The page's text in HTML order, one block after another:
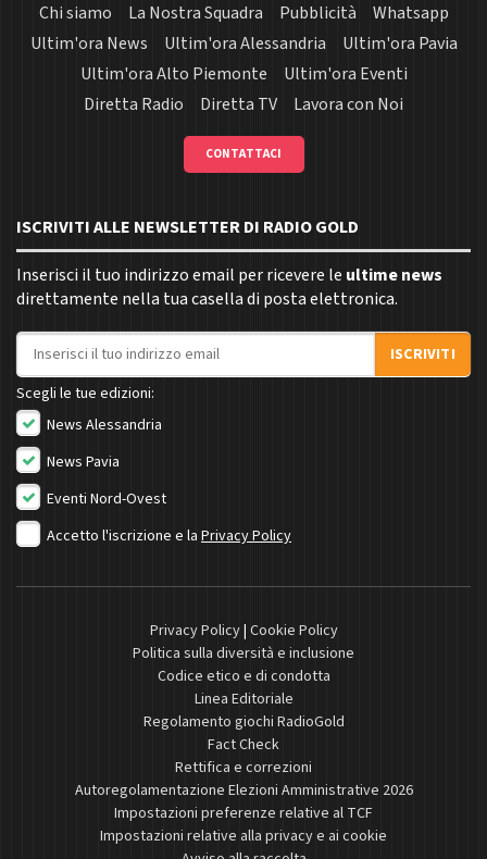
Chi siamo La Nostra Squadra Pubblicità
Whatsapp
Ultim'ora News
Ultim'ora Alessandria
Ultim'ora Pavia
Ultim'ora Alto Piemonte
Ultim'ora Eventi
Diretta Radio
Diretta TV Lavora con Noi
CONTATTACI
ISCRIVITI ALLE NEWSLETTER DI RADIO GOLD
Inserisci il tuo indirizzo email per ricevere le ultime news
direttamente nella tua casella di posta elettronica.
Indirizzo email
ISCRIVITI
Scegli le tue edizioni:
News Alessandria
News Pavia
Eventi Nord-Ovest
Accetto l'iscrizione e la Privacy Policy
Privacy Policy| Cookie Policy
Politica sulla diversità e inclusione
Codice etico e di condotta
Linea Editoriale
Regolamento giochi RadioGold
Fact Check
Rettifica e correzioni
Autoregolamentazione Elezioni Amministrative 2026
Impostazioni preferenze relative al TCF
Impostazioni relative alla privacy e ai cookie